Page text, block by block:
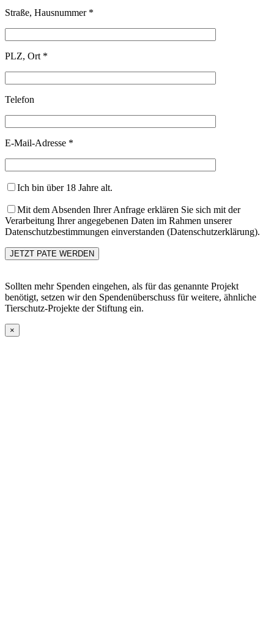
Straße, Hausnummer *
PLZ, Ort *
Telefon
E-Mail-Adresse *
Ich bin über 18 Jahre alt.
Mit dem Absenden Ihrer Anfrage erklären Sie sich mit der
Verarbeitung Ihrer angegebenen Daten im Rahmen unserer
Datenschutzbestimmungen einverstanden (Datenschutzerklärung).
Sollten mehr Spenden eingehen, als für das genannte Projekt
benötigt, setzen wir den Spendenüberschuss für weitere, ähnliche
Tierschutz-Projekte der Stiftung ein.
×